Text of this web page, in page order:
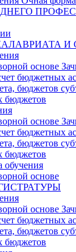
И
основе
бюджетных
бюджетов
бюджетов
основе
бюджетных
бюджетов
бюджетов
обучения
основе
основе
бюджетных
бюджетов
бюджетов